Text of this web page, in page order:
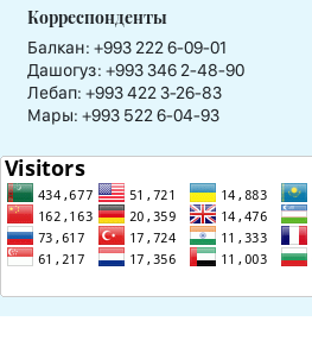
Корреспонденты
Балкан: +993 222 6-09-01
Дашогуз: +993 346 2-48-90
Лебап: +993 422 3-26-83
Мары: +993 522 6-04-93